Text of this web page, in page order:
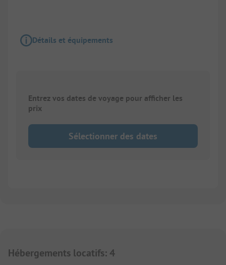
Détails et équipements
Entrez vos dates de voyage pour afficher les
prix
Sélectionner des dates
Hébergements locatifs: 4